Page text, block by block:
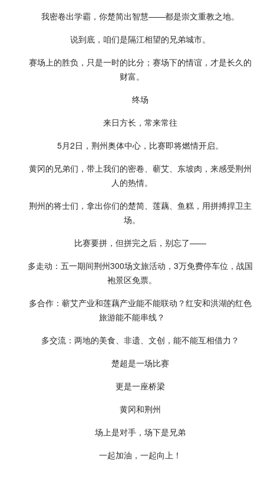
我密卷出学霸，你楚简出智慧——都是崇文重教之地。
说到底，咱们是隔江相望的兄弟城市。
赛场上的胜负，只是一时的比分；赛场下的情谊，才是长久的
财富。
终场
来日方长，常来常往
5月2日，荆州奥体中心，比赛即将燃情开启。
黄冈的兄弟们，带上我们的密卷、蕲艾、东坡肉，来感受荆州
人的热情。
荆州的将士们，拿出你们的楚简、莲藕、鱼糕，用拼搏捍卫主
场。
比赛要拼，但拼完之后，别忘了——
多走动：五一期间荆州300场文旅活动，3万免费停车位，战国
袍景区免票。
多合作：蕲艾产业和莲藕产业能不能联动？红安和洪湖的红色
旅游能不能串线？
多交流：两地的美食、非遗、文创，能不能互相借力？
楚超是一场比赛
更是一座桥梁
黄冈和荆州
场上是对手，场下是兄弟
一起加油，一起向上！